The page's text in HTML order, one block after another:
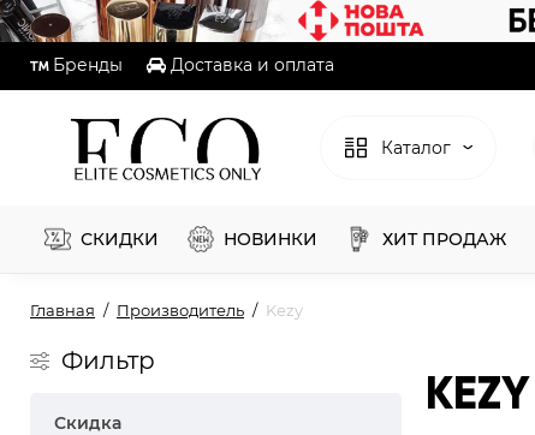
Бренды Доставка и оплата
Каталог
СКИДКИ НОВИНКИ ХИТ ПРОДАЖ
Главная Производитель Kezy
Фильтр
Скидка
KEZY